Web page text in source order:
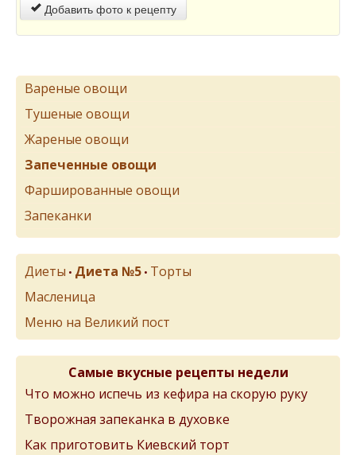
Добавить фото к рецепту
Вареные овощи
Тушеные овощи
Жареные овощи
Запеченные овощи
Фаршированные овощи
Запеканки
Диеты • Диета №5 • Торты
Масленица
Меню на Великий пост
Самые вкусные рецепты недели
Что можно испечь из кефира на скорую руку
Творожная запеканка в духовке
Как приготовить Киевский торт